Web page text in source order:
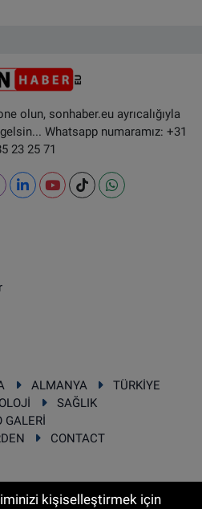
olun, sonhaber.eu ayrıcalığıyla
Whatsapp numaramız: +31
23 25 71
ALMANYA
TÜRKİYE
SAĞLIK
GALERİ
CONTACT
kişiselleştirmek için